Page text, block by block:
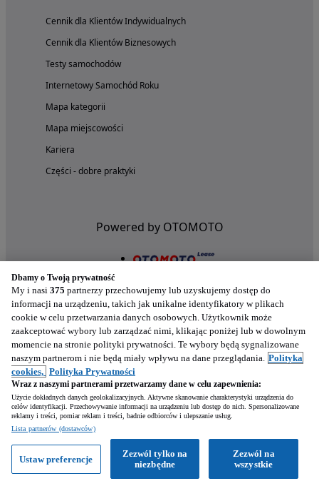
Cennik dla Klientów Indywidualnych
Cennik dla Klientów Biznesowych
Testy samochodów
Internetowy Samochód Roku
Mapa kategorii
Mapa miejscowości
Kariera
Części - dobre praktyki
Powered by OTOMOTO
Nasze aplikacje w twoim telefonie
Dbamy o Twoją prywatność
My i nasi 375 partnerzy przechowujemy lub uzyskujemy dostęp do
informacji na urządzeniu, takich jak unikalne identyfikatory w plikach
cookie w celu przetwarzania danych osobowych. Użytkownik może
zaakceptować wybory lub zarządzać nimi, klikając poniżej lub w dowolnym
momencie na stronie polityki prywatności. Te wybory będą sygnalizowane
naszym partnerom i nie będą miały wpływu na dane przeglądania. Polityka
cookies, Polityka Prywatności
Wraz z naszymi partnerami przetwarzamy dane w celu zapewnienia:
Użycie dokładnych danych geolokalizacyjnych. Aktywne skanowanie charakterystyki urządzenia do
celów identyfikacji. Przechowywanie informacji na urządzeniu lub dostęp do nich. Spersonalizowane
reklamy i treści, pomiar reklam i treści, badnie odbiorców i ulepszanie usług.
Lista partnerów (dostawców)
Zezwól na
wszystkie
Zezwól tylko na
niezbędne
Ustaw preferencje